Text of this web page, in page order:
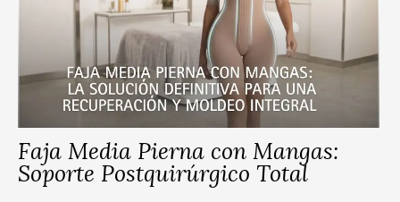
Faja Media Pierna con Mangas:
Soporte Postquirúrgico Total